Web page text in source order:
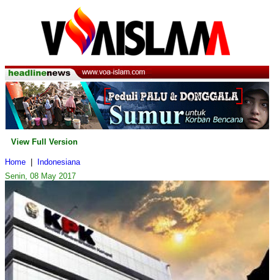
View Full Version
Home
Indonesiana
Senin, 08 May 2017